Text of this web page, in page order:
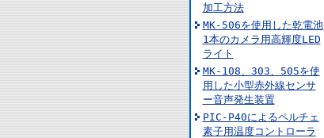
加工方法
MK-506を使用した乾電池
1本のカメラ用高輝度LED
ライト
MK-108、303、505を使
用した小型赤外線センサ
ー音声発生装置
PIC-P40によるペルチェ
素子用温度コントローラ